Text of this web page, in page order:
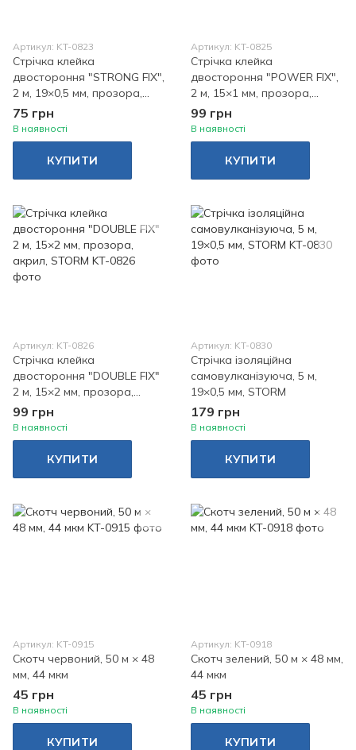
Артикул: KT-0823
Стрічка клейка
двостороння "STRONG FIX",
2 м, 19×0,5 мм, прозора,
акрил, STORM
75 грн
В наявності
КУПИТИ
Артикул: KT-0825
Стрічка клейка
двостороння "POWER FIX",
2 м, 15×1 мм, прозора,
акрил, STORM
99 грн
В наявності
КУПИТИ
Артикул: KT-0826
Стрічка клейка
двостороння "DOUBLE FIX"
2 м, 15×2 мм, прозора,
акрил, STORM
99 грн
В наявності
КУПИТИ
Артикул: KT-0830
Стрічка ізоляційна
самовулканізуюча, 5 м,
19×0,5 мм, STORM
179 грн
В наявності
КУПИТИ
Артикул: KT-0915
Скотч червоний, 50 м × 48
мм, 44 мкм
45 грн
В наявності
КУПИТИ
Артикул: KT-0918
Скотч зелений, 50 м × 48 мм,
44 мкм
45 грн
В наявності
КУПИТИ